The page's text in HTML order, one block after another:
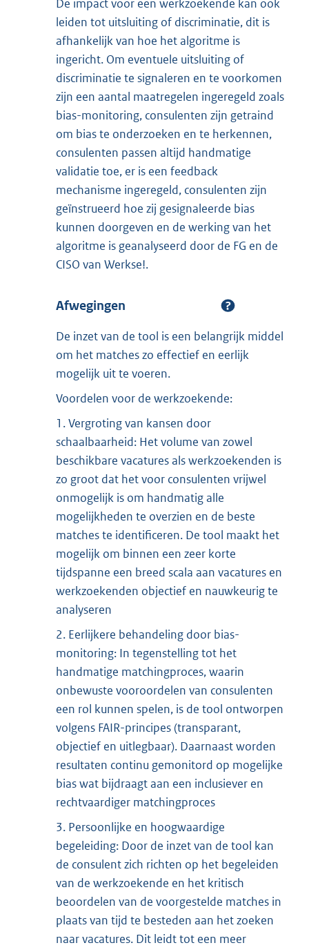
De impact voor een werkzoekende kan ook
leiden tot uitsluiting of discriminatie, dit is
afhankelijk van hoe het algoritme is
ingericht. Om eventuele uitsluiting of
discriminatie te signaleren en te voorkomen
zijn een aantal maatregelen ingeregeld zoals
bias-monitoring, consulenten zijn getraind
om bias te onderzoeken en te herkennen,
consulenten passen altijd handmatige
validatie toe, er is een feedback
mechanisme ingeregeld, consulenten zijn
geïnstrueerd hoe zij gesignaleerde bias
kunnen doorgeven en de werking van het
algoritme is geanalyseerd door de FG en de
CISO van Werkse!.
Afwegingen
De inzet van de tool is een belangrijk middel
om het matches zo effectief en eerlijk
mogelijk uit te voeren.
Voordelen voor de werkzoekende:
1. Vergroting van kansen door
schaalbaarheid: Het volume van zowel
beschikbare vacatures als werkzoekenden is
zo groot dat het voor consulenten vrijwel
onmogelijk is om handmatig alle
mogelijkheden te overzien en de beste
matches te identificeren. De tool maakt het
mogelijk om binnen een zeer korte
tijdspanne een breed scala aan vacatures en
werkzoekenden objectief en nauwkeurig te
analyseren
2. Eerlijkere behandeling door bias-
monitoring: In tegenstelling tot het
handmatige matchingproces, waarin
onbewuste vooroordelen van consulenten
een rol kunnen spelen, is de tool ontworpen
volgens FAIR-principes (transparant,
objectief en uitlegbaar). Daarnaast worden
resultaten continu gemonitord op mogelijke
bias wat bijdraagt aan een inclusiever en
rechtvaardiger matchingproces
3. Persoonlijke en hoogwaardige
begeleiding: Door de inzet van de tool kan
de consulent zich richten op het begeleiden
van de werkzoekende en het kritisch
beoordelen van de voorgestelde matches in
plaats van tijd te besteden aan het zoeken
naar vacatures. Dit leidt tot een meer